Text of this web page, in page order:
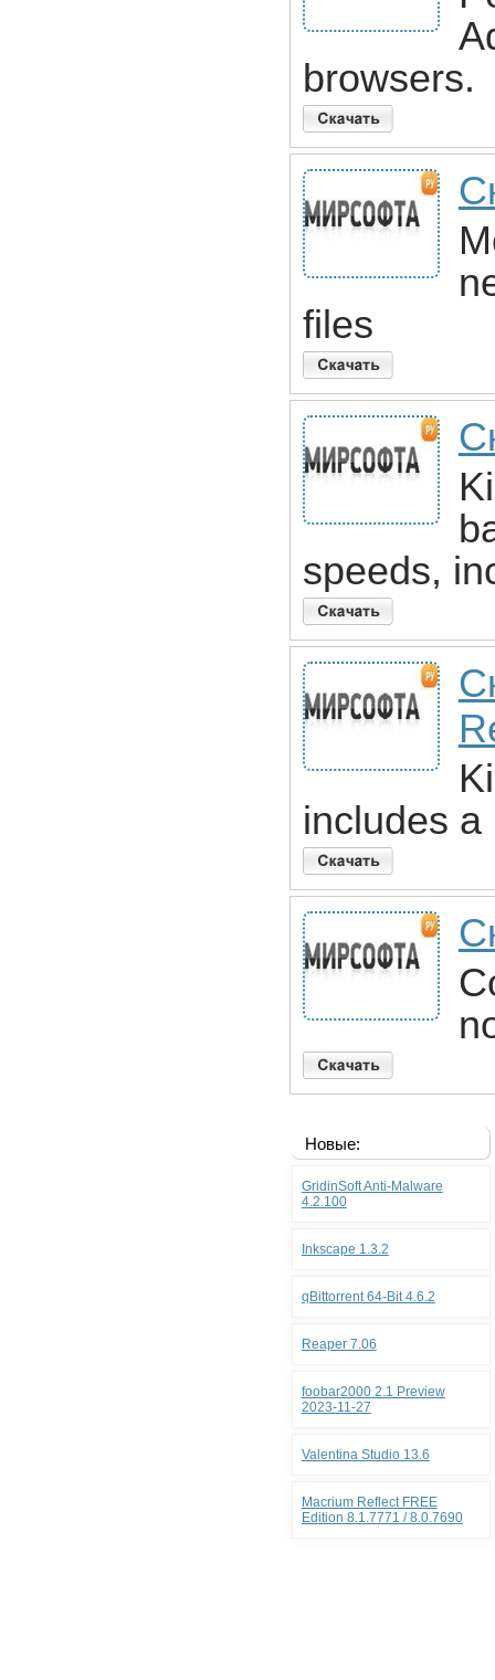
browsers.
files
speeds,
includes
Новые:
GridinSoft Anti-Malware
4.2.100
Inkscape 1.3.2
qBittorrent 64-Bit 4.6.2
Reaper 7.06
foobar2000 2.1 Preview
2023-11-27
Valentina Studio 13.6
Macrium Reflect FREE
Edition 8.1.7771 / 8.0.7690